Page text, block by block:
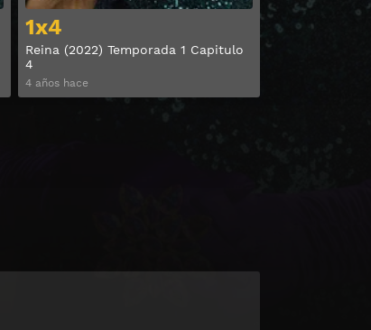
1x4
Reina (2022) Temporada 1 Capitulo
4
4 años hace